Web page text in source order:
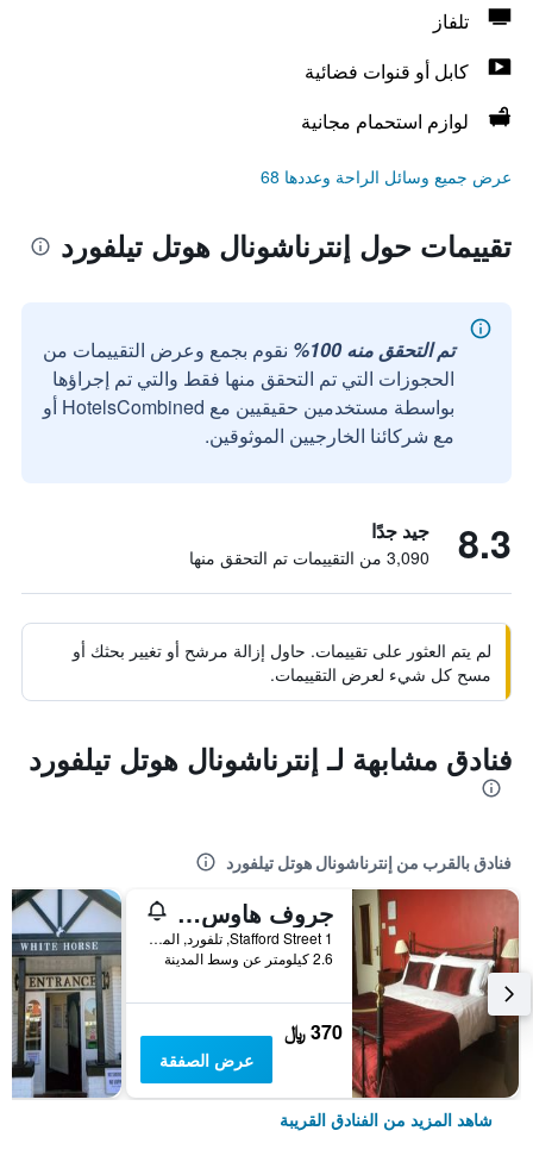
تلفاز
كابل أو قنوات فضائية
لوازم استحمام مجانية
عرض جميع وسائل الراحة وعددها 68
تقييمات حول إنترناشونال هوتل تيلفورد
تم التحقق منه 100%
نقوم بجمع وعرض التقييمات من
الحجوزات التي تم التحقق منها فقط والتي تم إجراؤها
بواسطة مستخدمين حقيقيين مع HotelsCombined أو
مع شركائنا الخارجيين الموثوقين.
8.3 جيد جدًا
3,090 من التقييمات تم التحقق منها
لم يتم العثور على تقييمات. حاول إزالة مرشح أو تغيير بحثك أو
مسح كل شيء لعرض التقييمات.
فنادق مشابهة لـ إنترناشونال هوتل تيلفورد
فنادق بالقرب من إنترناشونال هوتل تيلفورد
جروف هاوس جيست هاوس
1 Stafford Street, تلفورد, المملكة المتحدة
2.6 كيلومتر عن وسط المدينة
370 ﷼
عرض الصفقة
شاهد المزيد من الفنادق القريبة